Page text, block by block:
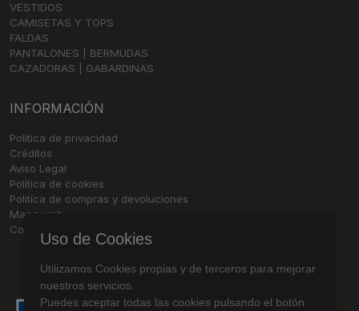
VESTIDOS
CAMISETAS Y TOPS
FALDAS
PANTALONES | BERMUDAS
CAZADORAS | GABARDINAS
INFORMACIÓN
Política de privacidad
Créditos
Aviso Legal
Política de cookies
Politíca de compras y devoluciones
Mapa web
Contacto
Uso de Cookies
Utilizamos Cookies propias y de terceros para mejorar
nuestros servicios.
Puedes aceptar todas las cookies pulsando el botón